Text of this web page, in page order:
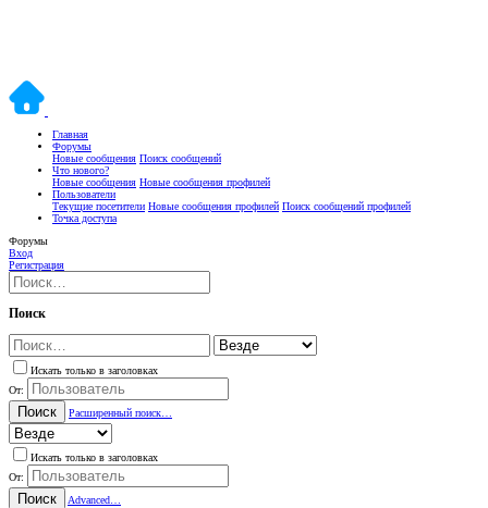
Главная
Форумы
Новые сообщения Поиск сообщений
Что нового?
Новые сообщения Новые сообщения профилей
Пользователи
Текущие посетители Новые сообщения профилей Поиск сообщений профилей
Точка доступа
Форумы
Вход
Регистрация
Поиск
Искать только в заголовках
От:
Поиск Расширенный поиск…
Искать только в заголовках
От:
Поиск
Advanced…